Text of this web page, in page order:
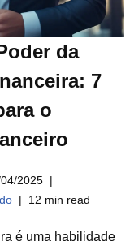
da
7
o
2025
12 min read
é uma habilidade